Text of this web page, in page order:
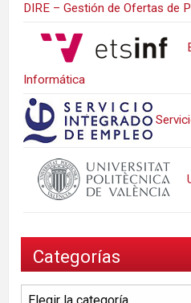
DIRE – Gestión de Ofertas de
Informática
Categorías
Categorías